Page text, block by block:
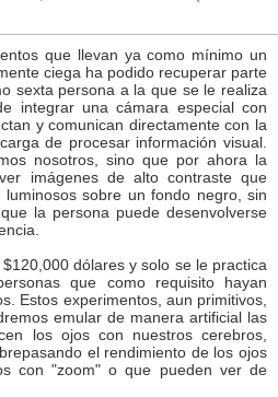
que llevan ya como mínimo un
ciega ha podido recuperar parte
sexta persona a la que se le realiza
integrar una cámara especial con
y comunican directamente con la
de procesar información visual.
nosotros, sino que por ahora la
imágenes de alto contraste que
sobre un fondo negro, sin
la persona puede desenvolverse
dólares y solo se le practica
que como requisito hayan
Estos experimentos, aun primitivos,
emular de manera artificial las
los ojos con nuestros cerebros,
el rendimiento de los ojos
con "zoom" o que pueden ver de